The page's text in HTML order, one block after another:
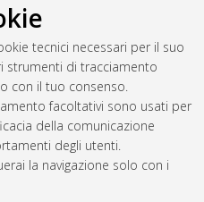
tecnici necessari per il suo
strumenti di tracciamento
con il tuo consenso.
facoltativi sono usati per
della comunicazione
degli utenti.
la navigazione solo con i